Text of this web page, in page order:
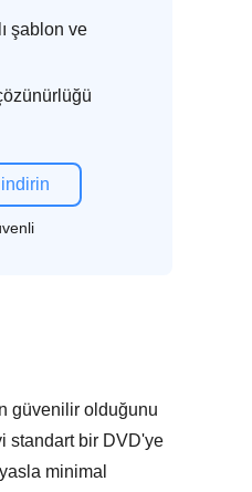
şablon ve
güvenilir olduğunu
standart bir DVD'ye
minimal